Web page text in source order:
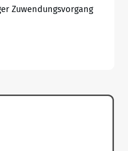
Zuwendungsvorgang